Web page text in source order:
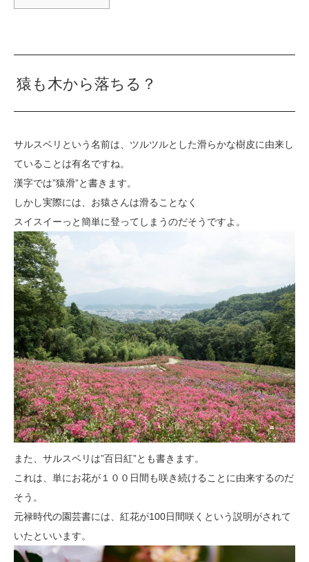
猿も木から落ちる？
サルスベリという名前は、ツルツルとした滑らかな樹皮に由来し
ていることは有名ですね。
漢字では”猿滑”と書きます。
しかし実際には、お猿さんは滑ることなく
スイスイーっと簡単に登ってしまうのだそうですよ。
また、サルスベリは”百日紅”とも書きます。
これは、単にお花が１００日間も咲き続けることに由来するのだ
そう。
元禄時代の園芸書には、紅花が100日間咲くという説明がされて
いたといいます。